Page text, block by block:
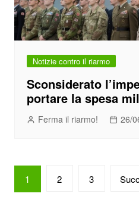
Notizie contro il riarmo
Sconsiderato
portare la spesa
Ferma il riarmo! 26/
Paginazione
degli
1 2 3